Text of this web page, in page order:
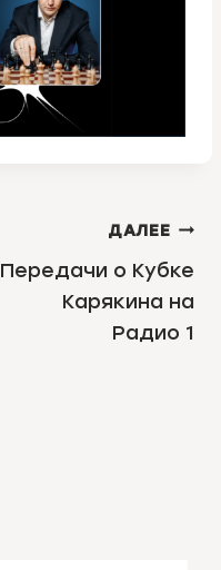
ДАЛЕЕ
Передачи о Кубке
Карякина на
Радио 1